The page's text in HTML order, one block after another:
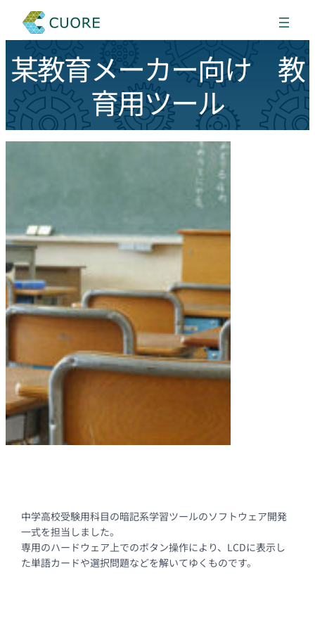
某教育メーカー向け 教
育用ツール
中学高校受験用科目の暗記系学習ツールのソフトウェア開発
一式を担当しました。
専用のハードウェア上でのボタン操作により、LCDに表示し
た単語カードや選択問題などを解いてゆくものです。